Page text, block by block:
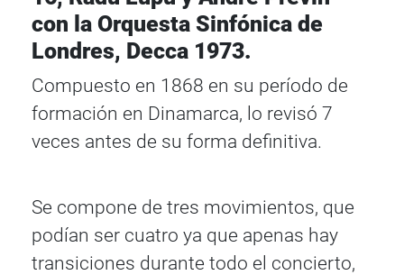
con la Orquesta Sinfónica de
Londres, Decca 1973.
Compuesto en 1868 en su período de
formación en Dinamarca, lo revisó 7
veces antes de su forma definitiva.
Se compone de tres movimientos, que
podían ser cuatro ya que apenas hay
transiciones durante todo el concierto,